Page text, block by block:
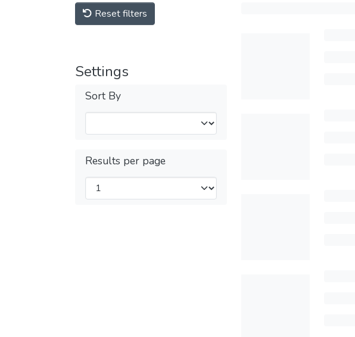
Reset filters
Settings
Sort By
Results per page